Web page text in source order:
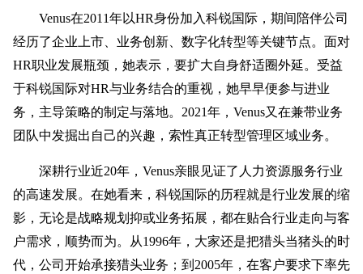
Venus在2011年以HR身份加入科锐国际，期间陪伴公司
经历了企业上市、业务创新、数字化转型等关键节点。面对
HR职业发展瓶颈，她表示，要扩大自身舒适圈外延。受益
于科锐国际对HR与业务结合的重视，她早早便参与进业
务，主导策略的制定与落地。2021年，Venus又在兼带业务
团队中发掘出自己的兴趣，索性真正转型管理区域业务。
深耕行业近20年，Venus亲眼见证了人力资源服务行业
的高速发展。在她看来，科锐国际的历程就是行业发展的缩
影，无论是战略规划抑或业务拓展，都在贴合行业走向与客
户需求，顺势而为。从1996年，大家还是把猎头当猪头的时
代，公司开始承接猎头业务；到2005年，在客户要求下率先